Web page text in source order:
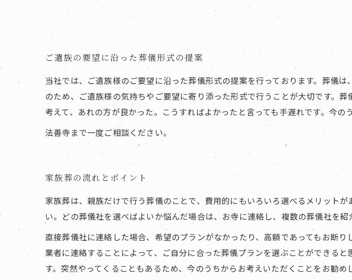
ご遺族の要望に沿った葬儀形式の提案
当社では、ご遺族様のご要望に沿った葬儀形式の提案を行っております。葬儀
のため、ご遺族様の気持ちやご要望に寄り添った形式で行うことが大切です。
考えて、あれの方が良かった。こうすればよかったと言っても手遅れです。今の
法善寺まで一度ご相談ください。
家族葬の流れとポイント
家族葬は、親族だけで行う葬儀のことで、費用的にもいろいろ選べるメリット
い。どの葬儀社を選べばよいか悩んだ場合は、お寺に連絡し、複数の葬儀社を紹
直接葬儀社に連絡した場合、希望のプランがなかったり、高額であってもお断
業者に連絡することによって、ご自分に合った葬儀プランを選ぶことができる
す。突然やってくることもあるため、今のうちからお考えいただくことをお勧め